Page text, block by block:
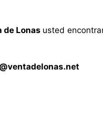
de Lonas usted